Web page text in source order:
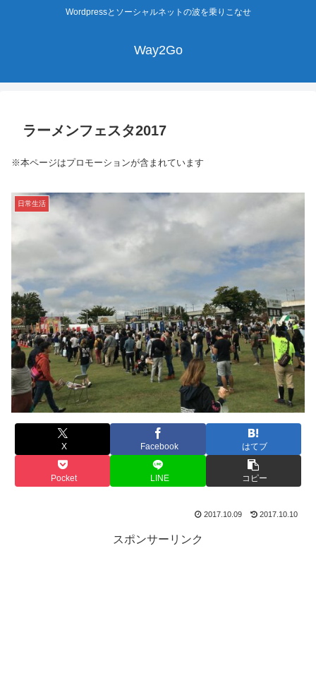
Wordpressとソーシャルネットの波を乗りこなせ
Way2Go
ラーメンフェスタ2017
※本ページはプロモーションが含まれています
日常生活
X Facebook はてブ
Pocket LINE コピー
2017.10.09 2017.10.10
スポンサーリンク